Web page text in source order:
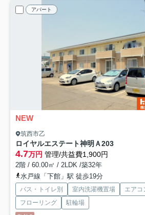
アパート
NEW
筑西市乙
ロイヤルエステート神明Ａ203
4.7万円 管理/共益費1,900円
2階 / 60.00㎡ / 2LDK /築32年
水戸線「下館」駅 徒歩19分
バス・トイレ別 室内洗濯機置場 エアコ
フローリング
駐輪場